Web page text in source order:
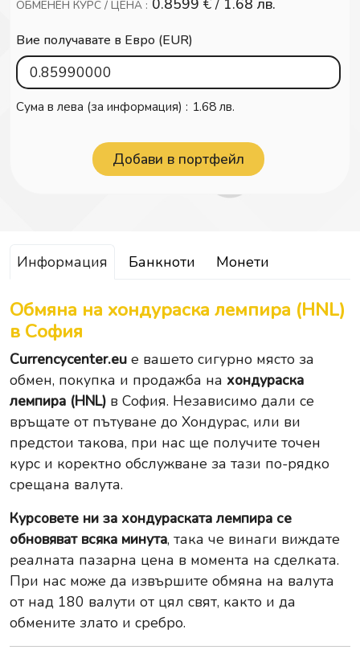
ОБМЕНЕН КУРС / ЦЕНА : 0.8599 € / 1.68 лв.
Вие получавате в Евро (EUR)
Сума в лева (за информация) : 1.68 лв.
Информация Банкноти Монети
Обмяна на хондураска лемпира (HNL)
в София
Currencycenter.eu е вашето сигурно място за
обмен, покупка и продажба на хондураска
лемпира (HNL) в София. Независимо дали се
връщате от пътуване до Хондурас, или ви
предстои такова, при нас ще получите точен
курс и коректно обслужване за тази по-рядко
срещана валута.
Курсовете ни за хондураската лемпира се
обновяват всяка минута, така че винаги виждате
реалната пазарна цена в момента на сделката.
При нас може да извършите обмяна на валута
от над 180 валути от цял свят, както и да
обмените злато и сребро.